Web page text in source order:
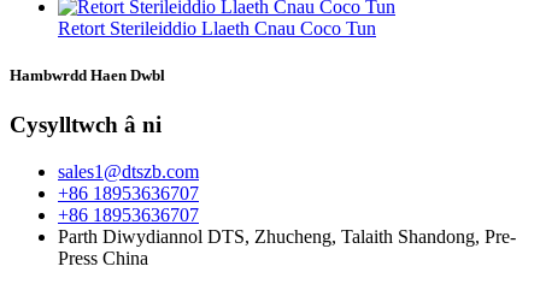
Retort Sterileiddio Llaeth Cnau Coco Tun
Hambwrdd Haen Dwbl
Cysylltwch â ni
sales1@dtszb.com
+86 18953636707
+86 18953636707
Parth Diwydiannol DTS, Zhucheng, Talaith Shandong, Pre-
Press China